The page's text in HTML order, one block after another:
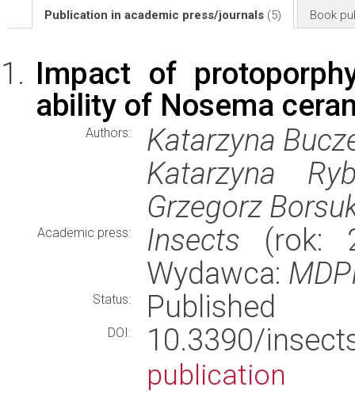
Publication in academic press/journals (5) Book
Impact of
ability of Nosema
Authors:
Katarzyna
Katarzyna
Grzegorz
Academic press: Insects (rok:
Wydawca:
Status: Published
DOI: 10.3390/
publication